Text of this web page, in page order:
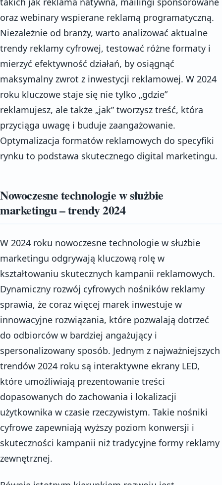
oraz webinary wspierane reklamą programatyczną.
Niezależnie od branży, warto analizować aktualne
trendy reklamy cyfrowej, testować różne formaty i
mierzyć efektywność działań, by osiągnąć
maksymalny zwrot z inwestycji reklamowej. W 2024
roku kluczowe staje się nie tylko „gdzie”
reklamujesz, ale także „jak” tworzysz treść, która
przyciąga uwagę i buduje zaangażowanie.
Optymalizacja formatów reklamowych do specyfiki
rynku to podstawa skutecznego digital marketingu.
Nowoczesne technologie w służbie
marketingu – trendy 2024
W 2024 roku nowoczesne technologie w służbie
marketingu odgrywają kluczową rolę w
kształtowaniu skutecznych kampanii reklamowych.
Dynamiczny rozwój cyfrowych nośników reklamy
sprawia, że coraz więcej marek inwestuje w
innowacyjne rozwiązania, które pozwalają dotrzeć
do odbiorców w bardziej angażujący i
spersonalizowany sposób. Jednym z najważniejszych
trendów 2024 roku są interaktywne ekrany LED,
które umożliwiają prezentowanie treści
dopasowanych do zachowania i lokalizacji
użytkownika w czasie rzeczywistym. Takie nośniki
cyfrowe zapewniają wyższy poziom konwersji i
skuteczności kampanii niż tradycyjne formy reklamy
zewnętrznej.